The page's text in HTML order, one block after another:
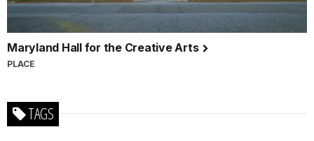
Maryland Hall for the Creative Arts
PLACE
TAGS